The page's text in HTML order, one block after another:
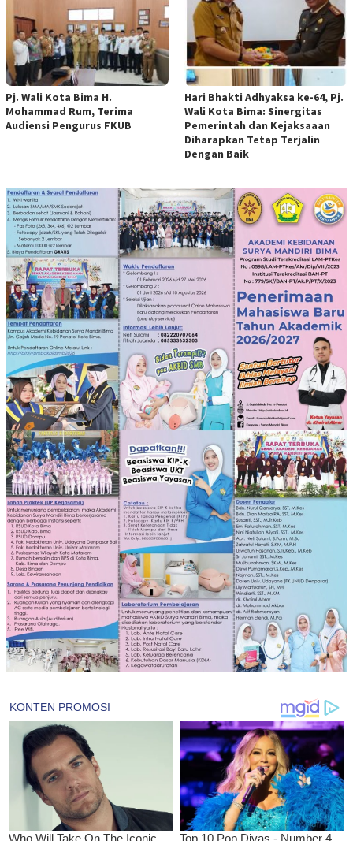
Pj. Wali Kota Bima H.
Mohammad Rum, Terima
Audiensi Pengurus FKUB
Hari Bhakti Adhyaksa ke-64, Pj.
Wali Kota Bima: Sinergitas
Pemerintah dan Kejaksaaan
Diharapkan Tetap Terjalin
Dengan Baik